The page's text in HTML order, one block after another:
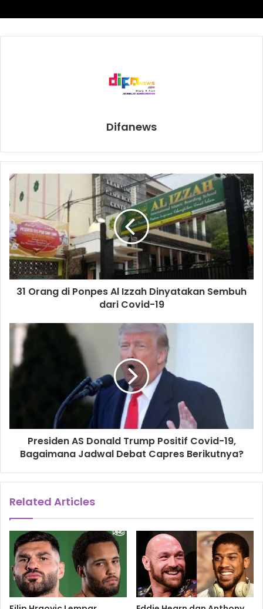
Matchroom Boxing Italy
Difanews
31 Orang di Ponpes Al Izzah Dinyatakan Sembuh
dari Covid-19
Presiden AS Donald Trump Positif Covid-19,
Bagaimana Jadwal Debat Capres Berikutnya?
Related Articles